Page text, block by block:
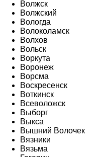
Волжск
Волжский
Вологда
Волоколамск
Волхов
Вольск
Воркута
Воронеж
Ворсма
Воскресенск
Воткинск
Всеволожск
Выборг
Выкса
Вышний Волочек
Вязники
Вязьма